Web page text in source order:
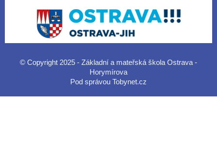
© Copyright 2025 - Základní a mateřská škola Ostrava -
Horymírova
Pod správou Tobynet.cz